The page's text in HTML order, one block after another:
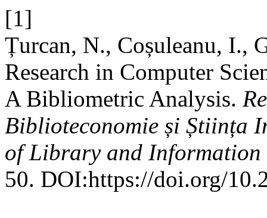
[1]
Țurcan, N., Coșuleanu, I.,
Research in Computer
A Bibliometric Analysis.
Biblioteconomie și Știința
of Library and Information
50. DOI:https://doi.org/